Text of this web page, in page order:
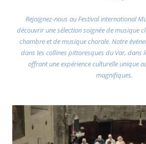
Rejoignez-nous au Festival international
découvrir une sélection soignée de musique
chambre et de musique chorale. Notre
dans les collines pittoresques du Var, dans
offrant une expérience culturelle unique
magnifiques.